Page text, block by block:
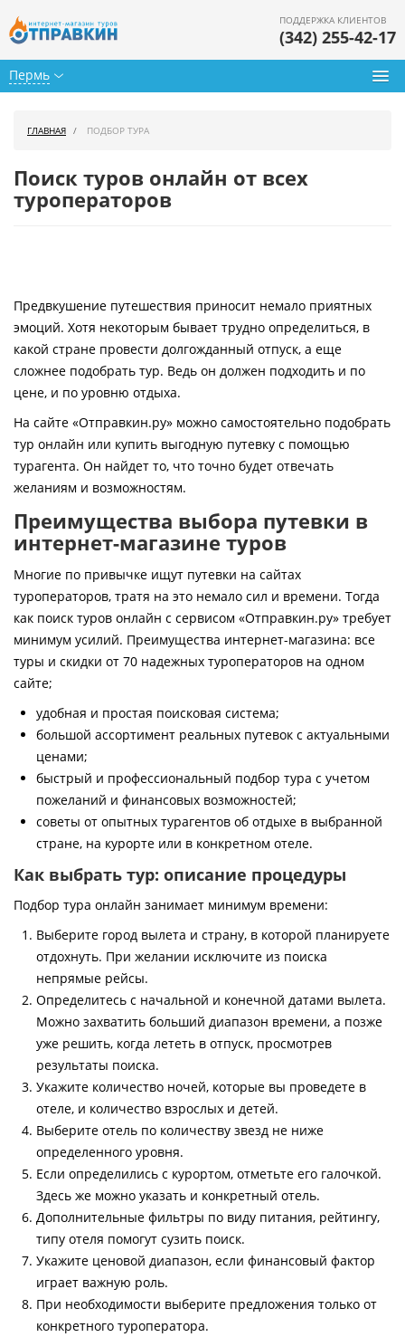
Пермь
ПОДДЕРЖКА КЛИЕНТОВ
(342) 255-42-17
Горящие туры
Страны
Как купить
Контакты
ГЛАВНАЯ ПОДБОР ТУРА
Поиск туров онлайн от всех
туроператоров
Предвкушение путешествия приносит немало приятных
эмоций. Хотя некоторым бывает трудно определиться, в
какой стране провести долгожданный отпуск, а еще
сложнее подобрать тур. Ведь он должен подходить и по
цене, и по уровню отдыха.
На сайте «Отправкин.ру» можно самостоятельно подобрать
тур онлайн или купить выгодную путевку с помощью
турагента. Он найдет то, что точно будет отвечать
желаниям и возможностям.
Преимущества выбора путевки в
интернет-магазине туров
Многие по привычке ищут путевки на сайтах
туроператоров, тратя на это немало сил и времени. Тогда
как поиск туров онлайн с сервисом «Отправкин.ру» требует
минимум усилий. Преимущества интернет-магазина: все
туры и скидки от 70 надежных туроператоров на одном
сайте;
удобная и простая поисковая система;
большой ассортимент реальных путевок с актуальными
ценами;
быстрый и профессиональный подбор тура с учетом
пожеланий и финансовых возможностей;
советы от опытных турагентов об отдыхе в выбранной
стране, на курорте или в конкретном отеле.
Как выбрать тур: описание процедуры
Подбор тура онлайн занимает минимум времени:
Выберите город вылета и страну, в которой планируете
отдохнуть. При желании исключите из поиска
непрямые рейсы.
Определитесь с начальной и конечной датами вылета.
Можно захватить больший диапазон времени, а позже
уже решить, когда лететь в отпуск, просмотрев
результаты поиска.
Укажите количество ночей, которые вы проведете в
отеле, и количество взрослых и детей.
Выберите отель по количеству звезд не ниже
определенного уровня.
Если определились с курортом, отметьте его галочкой.
Здесь же можно указать и конкретный отель.
Дополнительные фильтры по виду питания, рейтингу,
типу отеля помогут сузить поиск.
Укажите ценовой диапазон, если финансовый фактор
играет важную роль.
При необходимости выберите предложения только от
конкретного туроператора.